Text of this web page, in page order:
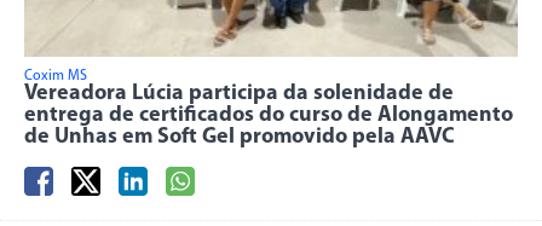
Coxim MS
Vereadora Lúcia participa da solenidade de
entrega de certificados do curso de Alongamento
de Unhas em Soft Gel promovido pela AAVC